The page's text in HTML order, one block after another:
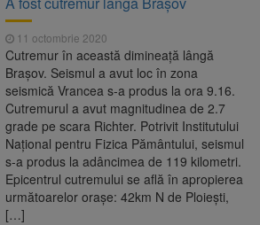
să crească
Română pentru
luminii pe timpul
public
blocat pe DN1E Brașov
un accident. Două
medicale
schimbă examenul de
unice în toată țara,
barem
11 octombrie 2020
Cutremur în această dimineață lângă
Brașov. Seismul a avut loc în zona
seismică Vrancea s-a produs la ora 9.16.
Cutremurul a avut magnitudinea de 2.7
grade pe scara Richter. Potrivit Institutului
Național pentru Fizica Pământului, seismul
s-a produs la adâncimea de 119 kilometri.
Epicentrul cutremului se află în apropierea
următoarelor oraşe: 42km N de Ploiești,
[…]